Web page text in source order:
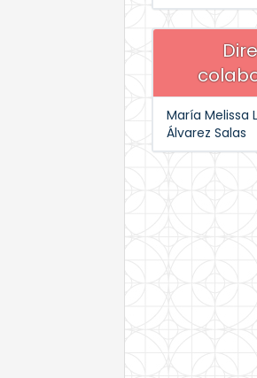
María Melissa
Álvarez Salas